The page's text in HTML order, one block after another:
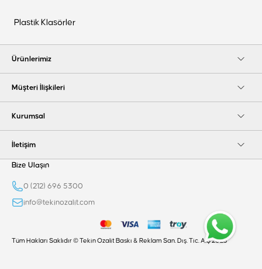
Plastik Klasörler
Ürünlerimiz
Müşteri İlişkileri
Kurumsal
İletişim
Bize Ulaşın
0 (212) 696 5300
info@tekinozalit.com
Tüm Hakları Saklıdır © Tekin Ozalit Baskı & Reklam San. Dış. Tic. A.Ş 2025